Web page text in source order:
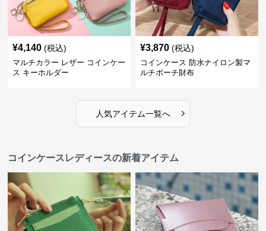
¥4,140 (税込)
マルチカラー レザー コインケー
ス キーホルダー
¥3,870 (税込)
コインケース 防水ナイロン製マ
ルチポーチ財布
人気アイテム一覧へ ›
コインケースレディースの新着アイテム